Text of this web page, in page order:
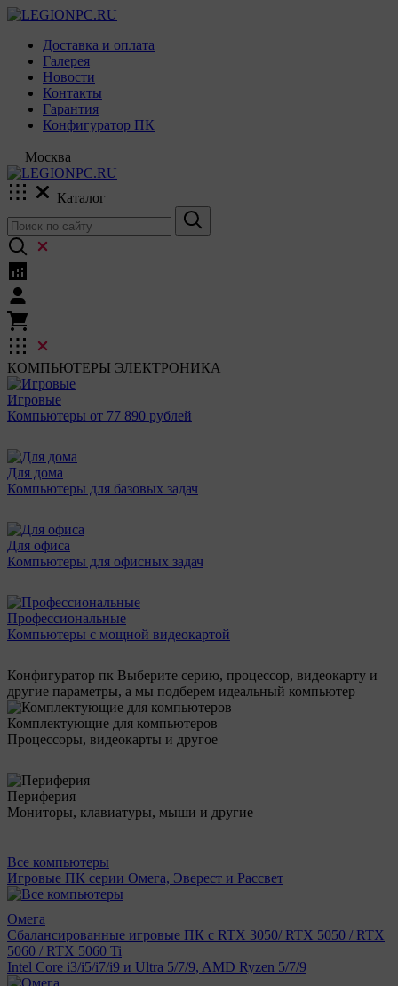
Доставка и оплата
Галерея
Новости
Контакты
Гарантия
Конфигуратор ПК
Москва
Каталог
КОМПЬЮТЕРЫ ЭЛЕКТРОНИКА
Игровые
Компьютеры от 77 890 рублей
Для дома
Компьютеры для базовых задач
Для офиса
Компьютеры для офисных задач
Профессиональные
Компьютеры с мощной видеокартой
Конфигуратор пк Выберите серию, процессор, видеокарту и
другие параметры, а мы подберем идеальный компьютер
Комплектующие для компьютеров
Процессоры, видеокарты и другое
Периферия
Мониторы, клавиатуры, мыши и другие
Все компьютеры
Игровые ПК серии Омега, Эверест и Рассвет
Омега
Сбалансированные игровые ПК с RTX 3050/ RTX 5050 / RTX
5060 / RTX 5060 Ti
Intel Core i3/i5/i7/i9 и Ultra 5/7/9, AMD Ryzen 5/7/9